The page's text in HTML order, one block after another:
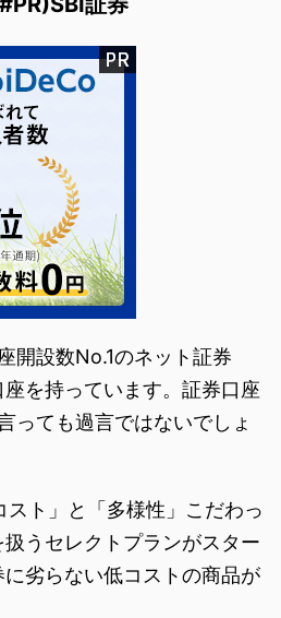
開設数No.1のネット証券
を持っています。証券口座
っても過言ではないでしょ
スト」と「多様性」こだわっ
うセレクトプランがスター
に劣らない低コストの商品が